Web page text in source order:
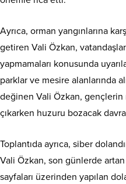
Ayrıca, orman yangınlarına
getiren Vali Özkan,
yapmamaları konusunda
parklar ve mesire alanlarında
değinen Vali Özkan,
çıkarken huzuru bozacak
Toplantıda ayrıca, siber
Vali Özkan, son günlerde
sayfaları üzerinden yapılan